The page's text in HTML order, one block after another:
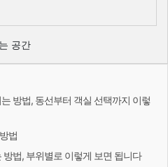
공간
방법, 동선부터 객실 선택까지 이렇
법
법, 부위별로 이렇게 보면 됩니다